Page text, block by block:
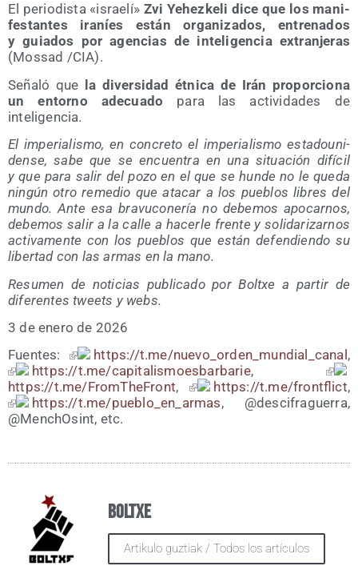
El perio­dis­ta «israe­lí» Zvi Yehez­ke­li dice que los mani­
fes­tan­tes ira­níes están orga­ni­za­dos, entre­na­dos
y guia­dos por agen­cias de inte­li­gen­cia extran­je­ras
(Mos­sad /​CIA).
Seña­ló que la diver­si­dad étni­ca de Irán pro­por­cio­na
un entorno ade­cua­do para las acti­vi­da­des de
inteligencia.
El impe­ria­lis­mo, en con­cre­to el impe­ria­lis­mo esta­dou­ni­
den­se, sabe que se encuen­tra en una situa­ción difí­cil
y que para salir del pozo en el que se hun­de no le que­da
nin­gún otro reme­dio que ata­car a los pue­blos libres del
mun­do. Ante esa bra­vu­co­ne­ría no debe­mos apo­car­nos,
debe­mos salir a la calle a hacer­le fren­te y soli­da­ri­zar­nos
acti­va­men­te con los pue­blos que están defen­dien­do su
liber­tad con las armas en la mano.
Resu­men de noti­cias publi­ca­do por Boltxe a par­tir de
dife­ren­tes tweets y webs.
3 de enero de 2026
Fuen­tes:
https://t.me/nuevo_orden_mundial_canal ,
https://t.me/capitalismoesbarbarie,
https://t.me/FromTheFront, https://t.me/frontflict,
https://t.me/pueblo_en_armas, @descifraguerra,
@MenchOsint, etc.
Boltxe
Artikulo guztiak / Todos los artículos